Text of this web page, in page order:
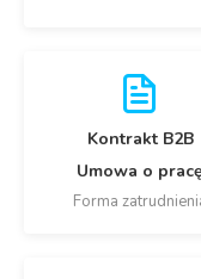
Kontrakt B2B
Umowa o pracę
Forma